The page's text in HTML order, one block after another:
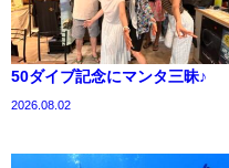
50ダイブ記念にマンタ三昧♪
2026.08.02